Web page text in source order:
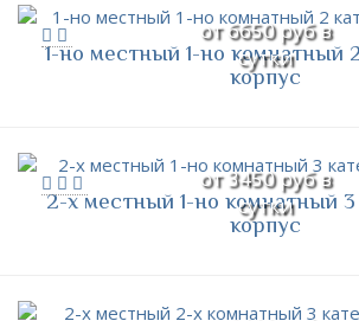
от 6650 руб в
сутки
1-но местный 1-но комнатный
корпус
от 3450 руб в
сутки
2-х местный 1-но комнатный 3
корпус